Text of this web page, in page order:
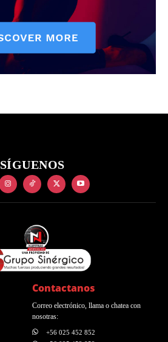
SÍGUENOS
Contactanos
Correo electrónico, llama o chatea con
nosotras:
+56 025 452 852